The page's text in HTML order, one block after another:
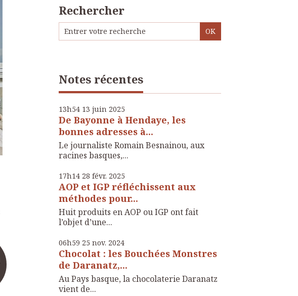
Rechercher
Notes récentes
13h54 13 juin 2025
De Bayonne à Hendaye, les
bonnes adresses à...
Le journaliste Romain Besnainou, aux
racines basques,...
17h14 28 févr. 2025
AOP et IGP réfléchissent aux
méthodes pour...
Huit produits en AOP ou IGP ont fait
l’objet d’une...
06h59 25 nov. 2024
Chocolat : les Bouchées Monstres
de Daranatz,...
Au Pays basque, la chocolaterie Daranatz
vient de...